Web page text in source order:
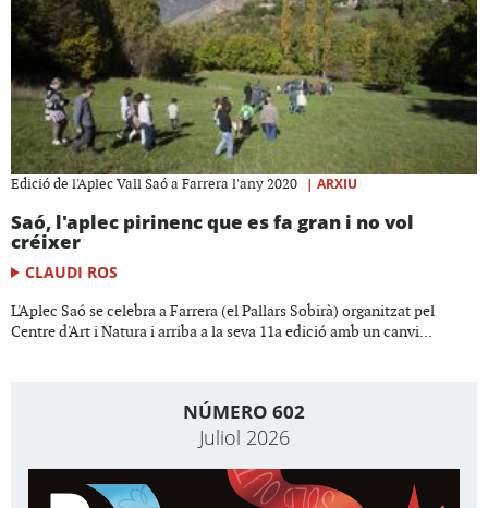
Edició de l'Aplec Vall Saó a Farrera l'any 2020 | ARXIU
Saó, l'aplec pirinenc que es fa gran i no vol
créixer
CLAUDI ROS
L'Aplec Saó se celebra a Farrera (el Pallars Sobirà) organitzat pel
Centre d'Art i Natura i arriba a la seva 11a edició amb un canvi...
NÚMERO 602
Juliol 2026